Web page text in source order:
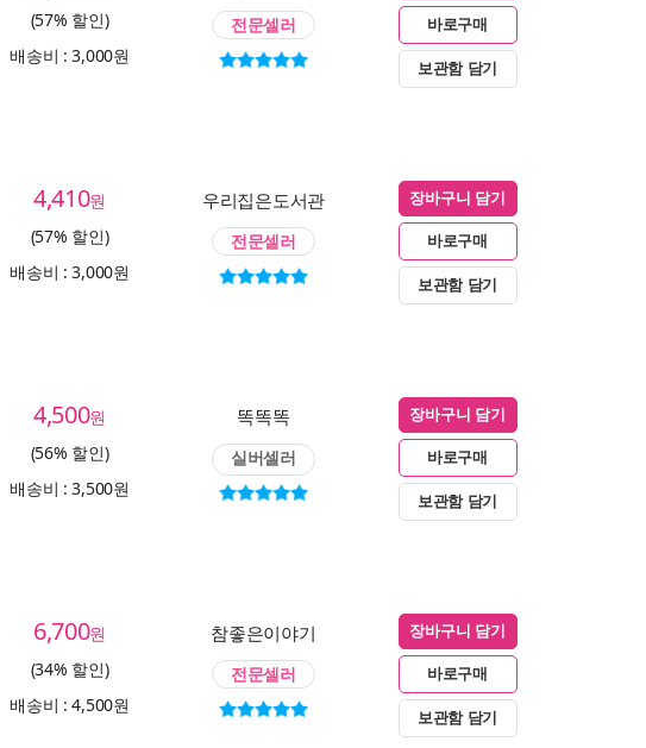
(57% 할인)
배송비 : 3,000원
전문셀러 바로구매
보관함 담기
4,410원
(57% 할인)
배송비 : 3,000원
우리집은도서관
전문셀러
장바구니 담기
바로구매
보관함 담기
4,500원
(56% 할인)
배송비 : 3,500원
똑똑똑
실버셀러
장바구니 담기
바로구매
보관함 담기
6,700원
(34% 할인)
배송비 : 4,500원
참좋은이야기
전문셀러
장바구니 담기
바로구매
보관함 담기